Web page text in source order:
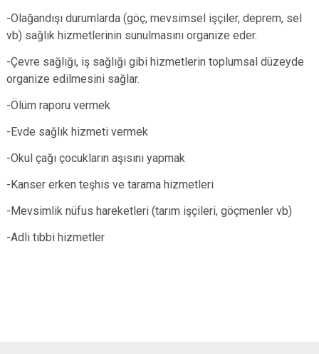
-Olağandışı durumlarda (göç, mevsimsel işçiler, deprem, sel
vb) sağlık hizmetlerinin sunulmasını organize eder.
-Çevre sağlığı, iş sağlığı gibi hizmetlerin toplumsal düzeyde
organize edilmesini sağlar.
-Ölüm raporu vermek
-Evde sağlık hizmeti vermek
-Okul çağı çocukların aşısını yapmak
-Kanser erken teşhis ve tarama hizmetleri
-Mevsimlik nüfus hareketleri (tarım işçileri, göçmenler vb)
-Adli tıbbi hizmetler